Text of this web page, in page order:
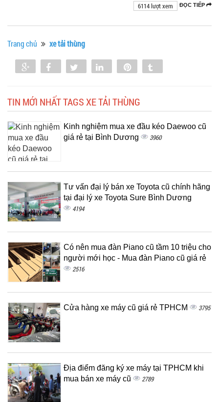
ĐỌC TIẾP
6114 lượt xem
Trang chủ xe tải thùng
Share Share Tweet Share
TIN MỚI NHẤT TAGS XE TẢI THÙNG
Kinh nghiệm mua xe đầu kéo Daewoo cũ
giá rẻ tại Bình Dương
3960
Tư vấn đại lý bán xe Toyota cũ chính hãng
tại đại lý xe Toyota Sure Bình Dương
4194
Có nên mua đàn Piano cũ tầm 10 triệu cho
người mới học - Mua đàn Piano cũ giá rẻ
2516
Cửa hàng xe máy cũ giá rẻ TPHCM 3795
Địa điểm đăng ký xe máy tại TPHCM khi
mua bán xe máy cũ
2789